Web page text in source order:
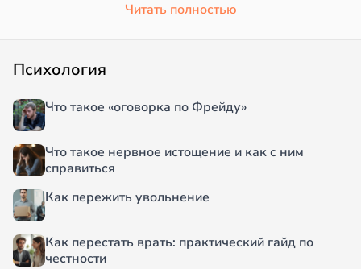
Читать полностью
Психология
Что такое «оговорка по Фрейду»
Что такое нервное истощение и как с ним
справиться
Как пережить увольнение
Как перестать врать: практический гайд по
честности